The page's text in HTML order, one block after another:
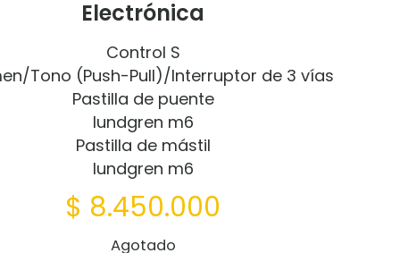
Electrónica
Control S
Tono (Push-Pull)/Interruptor de 3 vías
Pastilla de puente
lundgren m6
Pastilla de mástil
lundgren m6
$ 8.450.000
Agotado